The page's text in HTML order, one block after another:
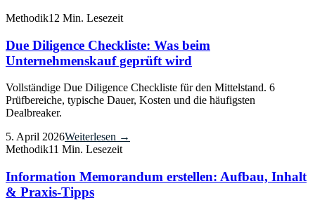
Methodik12 Min. Lesezeit
Due Diligence Checkliste: Was beim
Unternehmenskauf geprüft wird
Vollständige Due Diligence Checkliste für den Mittelstand. 6
Prüfbereiche, typische Dauer, Kosten und die häufigsten
Dealbreaker.
5. April 2026Weiterlesen →
Methodik11 Min. Lesezeit
Information Memorandum erstellen: Aufbau, Inhalt
& Praxis-Tipps